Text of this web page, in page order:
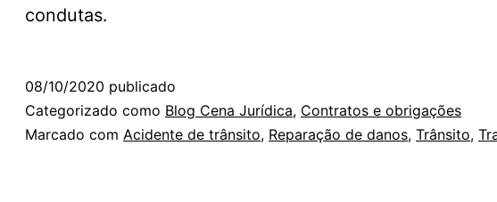
condutas.
08/10/2020 publicado
Categorizado como Blog Cena Jurídica, Contratos e obrigações
Marcado com Acidente de trânsito, Reparação de danos, Trânsito,